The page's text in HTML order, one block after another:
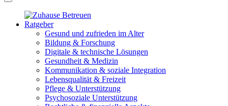
Ratgeber
Gesund und zufrieden im Alter
Bildung & Forschung
Digitale & technische Lösungen
Gesundheit & Medizin
Kommunikation & soziale Integration
Lebensqualität & Freizeit
Pflege & Unterstützung
Psychosoziale Unterstützung